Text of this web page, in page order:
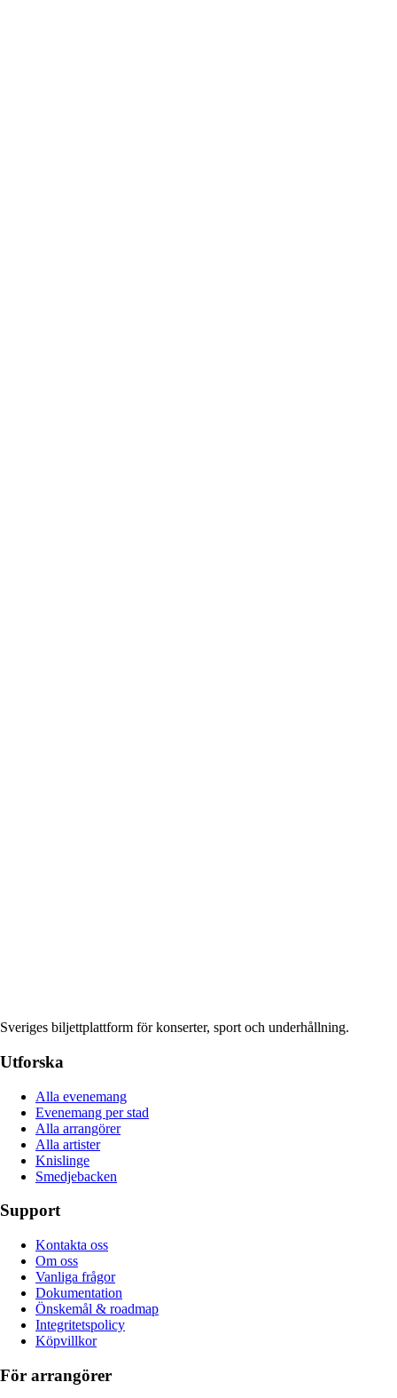
Sveriges biljettplattform för konserter, sport och underhållning.
Utforska
Alla evenemang
Evenemang per stad
Alla arrangörer
Alla artister
Knislinge
Smedjebacken
Support
Kontakta oss
Om oss
Vanliga frågor
Dokumentation
Önskemål & roadmap
Integritetspolicy
Köpvillkor
För arrangörer